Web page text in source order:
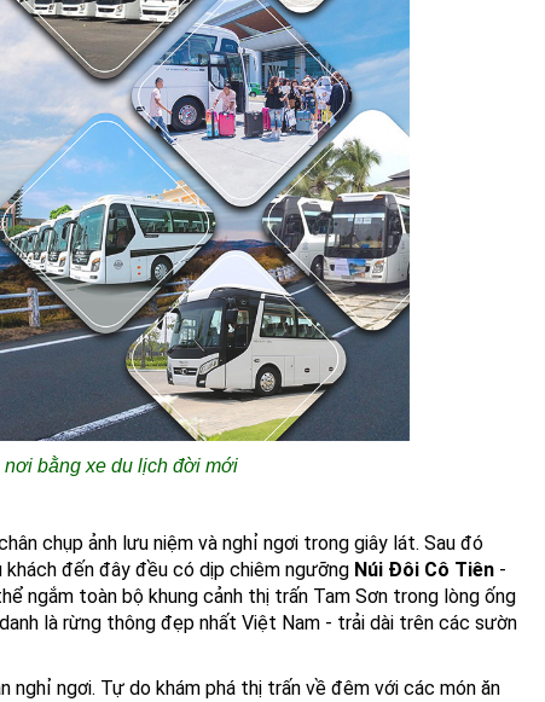
nơi bằng xe du lịch đời mới
chụp ảnh lưu niệm và nghỉ ngơi trong giây lát. Sau đó
khách đến đây đều có dịp chiêm ngưỡng Núi Đôi Cô Tiên -
ngắm toàn bộ khung cảnh thị trấn Tam Sơn trong lòng ống
là rừng thông đẹp nhất Việt Nam - trải dài trên các sườn
nghỉ ngơi. Tự do khám phá thị trấn về đêm với các món ăn